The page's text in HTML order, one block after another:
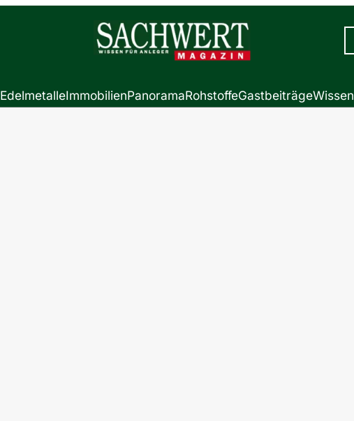
EdelmetalleImmobilienPanoramaRohstoffeGastbeiträgeWissen